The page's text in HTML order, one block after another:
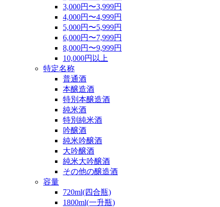
3,000円〜3,999円
4,000円〜4,999円
5,000円〜5,999円
6,000円〜7,999円
8,000円〜9,999円
10,000円以上
特定名称
普通酒
本醸造酒
特別本醸造酒
純米酒
特別純米酒
吟醸酒
純米吟醸酒
大吟醸酒
純米大吟醸酒
その他の醸造酒
容量
720ml(四合瓶)
1800ml(一升瓶)